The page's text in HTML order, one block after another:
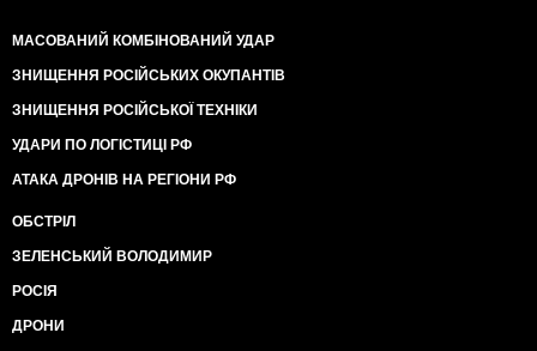
МАСОВАНИЙ КОМБІНОВАНИЙ УДАР
ЗНИЩЕННЯ РОСІЙСЬКИХ ОКУПАНТІВ
ЗНИЩЕННЯ РОСІЙСЬКОЇ ТЕХНІКИ
УДАРИ ПО ЛОГІСТИЦІ РФ
АТАКА ДРОНІВ НА РЕГІОНИ РФ
ОБСТРІЛ
ЗЕЛЕНСЬКИЙ ВОЛОДИМИР
РОСІЯ
ДРОНИ